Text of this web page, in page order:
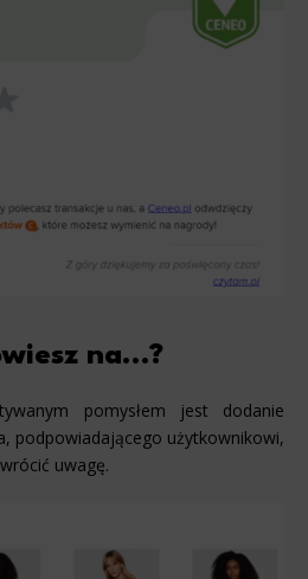
na…?
pomysłem jest dodanie
podpowiadającego użytkownikowi,
uwagę.